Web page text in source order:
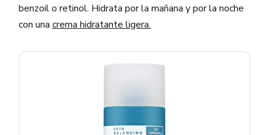
benzoil o retinol. Hidrata por la mañana y por la noche
con unacrema hidratante ligera.